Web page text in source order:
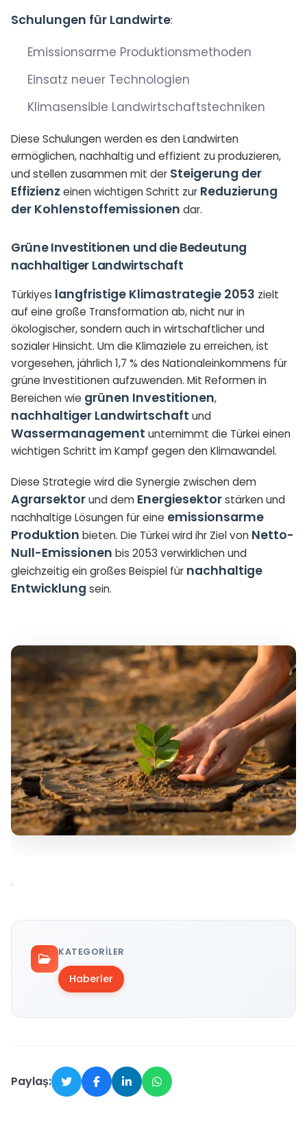
Schulungen für Landwirte:
Emissionsarme Produktionsmethoden
Einsatz neuer Technologien
Klimasensible Landwirtschaftstechniken
Diese Schulungen werden es den Landwirten
ermöglichen, nachhaltig und effizient zu produzieren,
und stellen zusammen mit der Steigerung der
Effizienz einen wichtigen Schritt zur Reduzierung
der Kohlenstoffemissionen dar.
Grüne Investitionen und die Bedeutung
nachhaltiger Landwirtschaft
Türkiyes langfristige Klimastrategie 2053 zielt
auf eine große Transformation ab, nicht nur in
ökologischer, sondern auch in wirtschaftlicher und
sozialer Hinsicht. Um die Klimaziele zu erreichen, ist
vorgesehen, jährlich 1,7 % des Nationaleinkommens für
grüne Investitionen aufzuwenden. Mit Reformen in
Bereichen wie grünen Investitionen,
nachhaltiger Landwirtschaft und
Wassermanagement unternimmt die Türkei einen
wichtigen Schritt im Kampf gegen den Klimawandel.
Diese Strategie wird die Synergie zwischen dem
Agrarsektorund dem Energiesektorstärken und
nachhaltige Lösungen für eine emissionsarme
Produktion bieten. Die Türkei wird ihr Ziel von Netto-
Null-Emissionen bis 2053 verwirklichen und
gleichzeitig ein großes Beispiel für nachhaltige
Entwicklung sein.
KATEGORILER
Haberler
Paylaş: